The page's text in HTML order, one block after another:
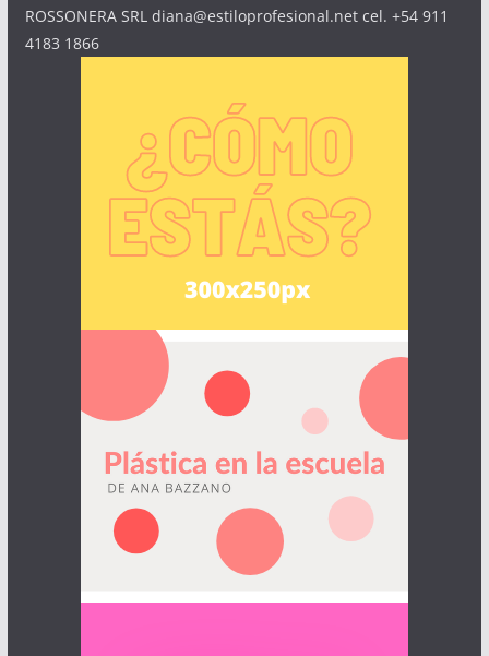
ROSSONERA SRL diana@estiloprofesional.net cel. +54 911
4183 1866